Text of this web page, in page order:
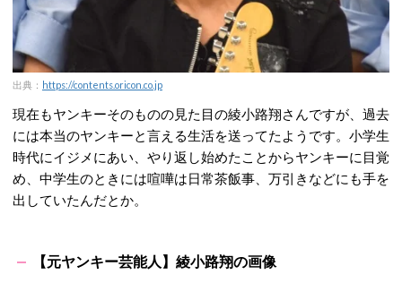
出典： https://contents.oricon.co.jp
現在もヤンキーそのものの見た目の綾小路翔さんですが、過去
には本当のヤンキーと言える生活を送ってたようです。小学生
時代にイジメにあい、やり返し始めたことからヤンキーに目覚
め、中学生のときには喧嘩は日常茶飯事、万引きなどにも手を
出していたんだとか。
【元ヤンキー芸能人】綾小路翔の画像